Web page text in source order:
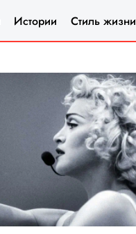
Истории Стиль жизни